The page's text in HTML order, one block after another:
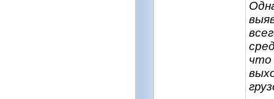
что